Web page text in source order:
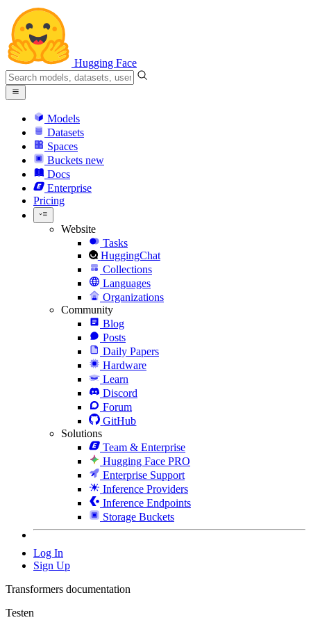
Hugging Face
Models
Datasets
Spaces
Buckets new
Docs
Enterprise
Pricing
Website
Tasks
HuggingChat
Collections
Languages
Organizations
Community
Blog
Posts
Daily Papers
Hardware
Learn
Discord
Forum
GitHub
Solutions
Team & Enterprise
Hugging Face PRO
Enterprise Support
Inference Providers
Inference Endpoints
Storage Buckets
Log In
Sign Up
Transformers documentation
Testen